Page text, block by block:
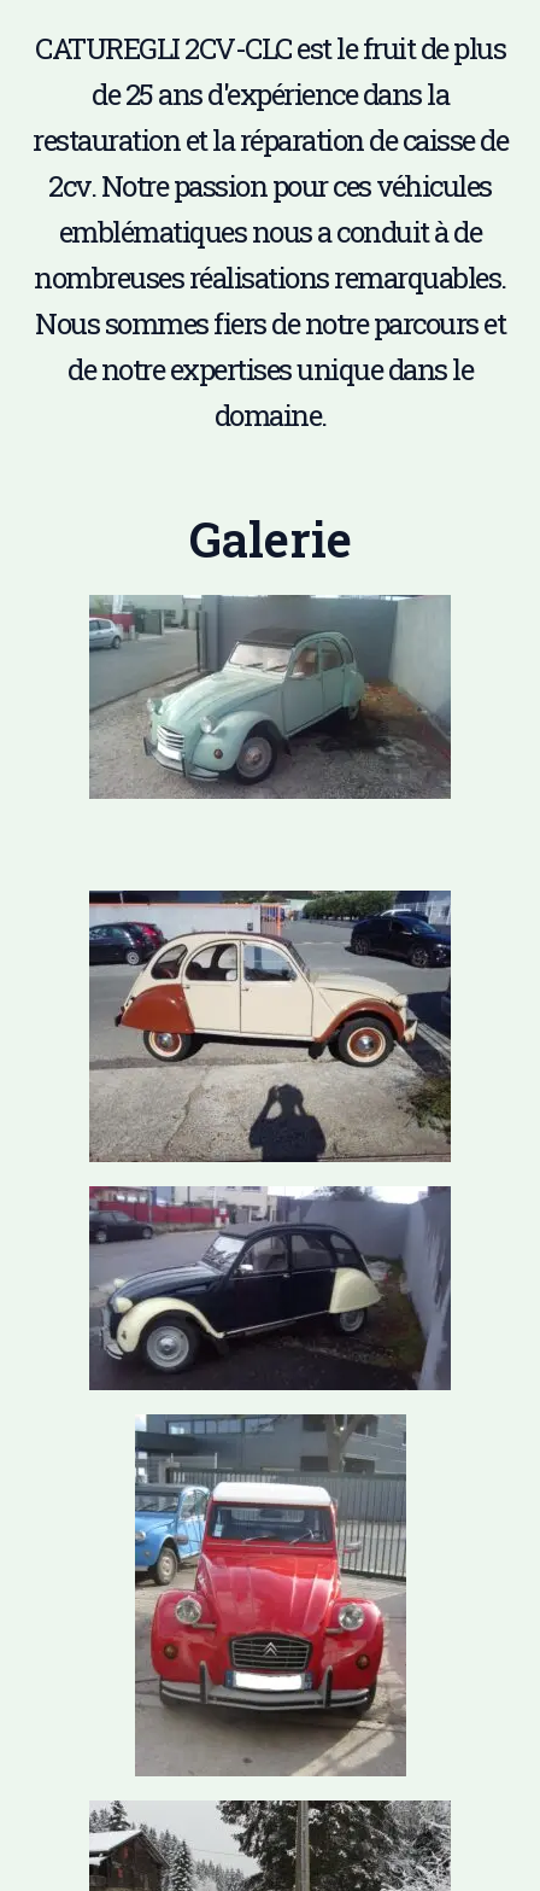
CATUREGLI 2CV-CLC est le fruit de plus
de 25 ans d'expérience dans la
restauration et la réparation de caisse de
2cv. Notre passion pour ces véhicules
emblématiques nous a conduit à de
nombreuses réalisations remarquables.
Nous sommes fiers de notre parcours et
de notre expertises unique dans le
domaine.
Galerie